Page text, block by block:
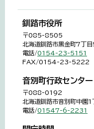
釧路市役所
〒085-8505
北海道釧路市黒金町7丁目
電話/0154-23-5151
FAX/0154-23-5222
音別町行政センター
〒088-0192
北海道釧路市音別町中園
電話/01547-6-2231